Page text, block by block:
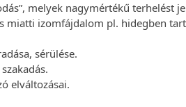
melyek nagymértékű terhelést
miatti izomfájdalom pl. hidegben
sérülése.
elváltozásai.